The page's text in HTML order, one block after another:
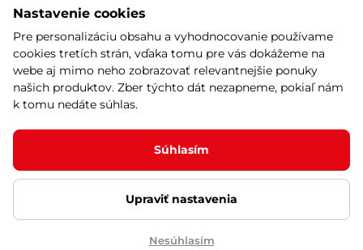
Spôsob platby
Montáž a servis Reklamácie a záruka
Kariéra
© 2026 Stores inSPORTline SK, s.r.o. Všetky práva vyhradené
Ochrana osobných údajov Nastavenie cookies
Nastavenie cookies
Pre personalizáciu obsahu a vyhodnocovanie používame
cookies tretích strán, vďaka tomu pre vás dokážeme na
webe aj mimo neho zobrazovať relevantnejšie ponuky
našich produktov. Zber týchto dát nezapneme, pokiaľ nám
k tomu nedáte súhlas.
Súhlasím
Upraviť nastavenia
Nesúhlasím